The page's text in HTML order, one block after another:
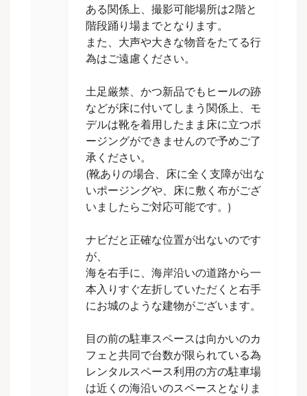
ある関係上、撮影可能場所は2階と
階段踊り場までとなります。
また、大声や大きな物音をたてる行
為はご遠慮ください。
土足厳禁、かつ新品でもヒールの跡
などが床に付いてしまう関係上、モ
デルは靴を着用したまま床に立つポ
ージングができませんので予めご了
承ください。
(靴ありの場合、床に全く支障が出な
いポージングや、床に敷く布がござ
いましたらご対応可能です。)
ナビだと正確な位置が出ないのです
が、
海を右手に、海岸沿いの道路から一
本入りすぐ左折していただくと右手
にお城のような建物がございます。
目の前の駐車スペースは向かいのカ
フェと共同で台数が限られている為
レンタルスペース利用の方の駐車場
は近くの海沿いのスペースとなりま